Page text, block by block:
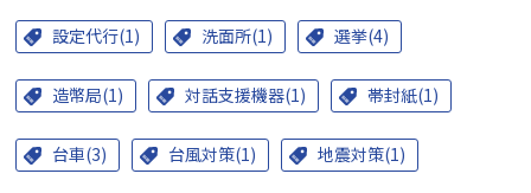
設定代行(1) 洗面所(1) 選挙(4)
造幣局(1) 対話支援機器(1) 帯封紙(1)
台車(3) 台風対策(1) 地震対策(1)